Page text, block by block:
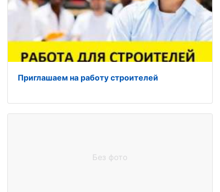
Приглашаем на работу строителей
Без фото